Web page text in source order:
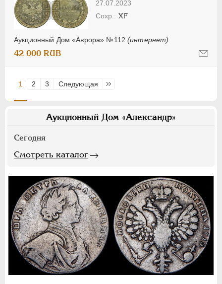
27.07.2023
Аукционный Дом «Аврора» №112(интернет)
XF
42 000 RUB
1 2 3 Следующая Последняя
Аукционный Дом «Александр»
Сегодня
Смотреть каталог